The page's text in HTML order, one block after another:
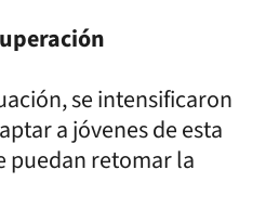
se intensificaron
a jóvenes de esta
puedan retomar la